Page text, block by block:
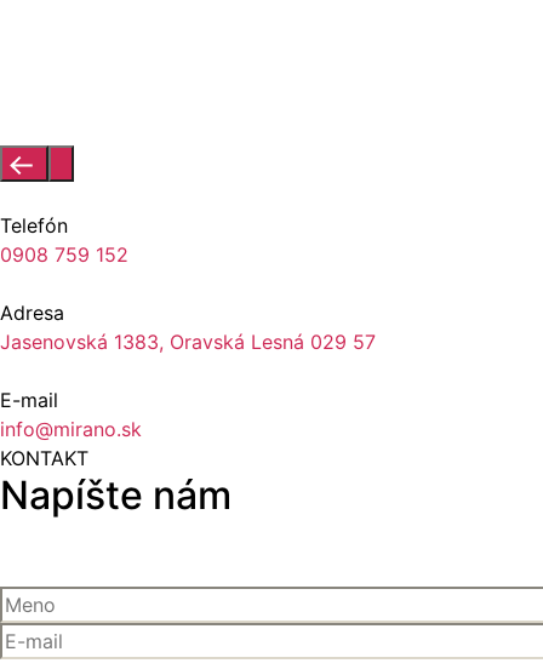
Telefón
0908 759 152
Adresa
Jasenovská 1383, Oravská Lesná 029 57
E-mail
info@mirano.sk
KONTAKT
Napíšte nám